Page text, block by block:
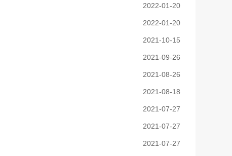
2022-01-20
2022-01-20
2021-10-15
2021-09-26
2021-08-26
2021-08-18
2021-07-27
2021-07-27
2021-07-27